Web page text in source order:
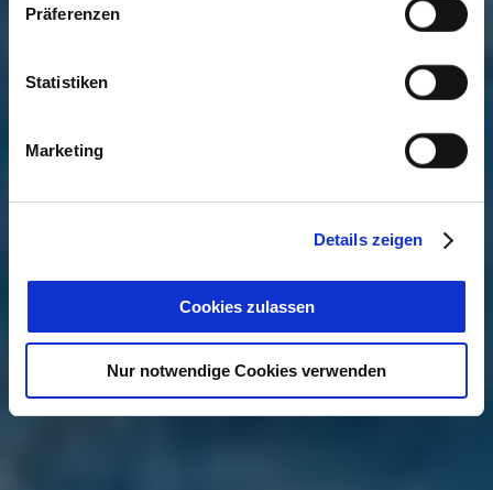
Präferenzen
Statistiken
Marketing
Details zeigen
Cookies zulassen
Nur notwendige Cookies verwenden